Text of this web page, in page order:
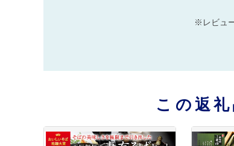
※レビュ
この返